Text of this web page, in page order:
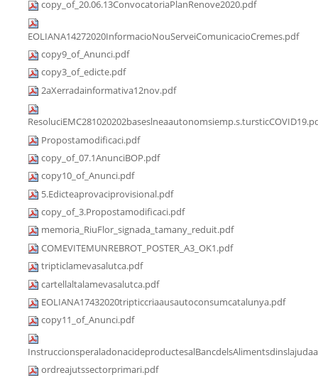
copy_of_20.06.13ConvocatoriaPlanRenove2020.pdf
EOLIANA14272020InformacioNouServeiComunicacioCremes.pdf
copy9_of_Anunci.pdf
copy3_of_edicte.pdf
2aXerradainformativa12nov.pdf
Propostamodificaci.pdf
copy_of_07.1AnunciBOP.pdf
copy10_of_Anunci.pdf
5.Edicteaprovaciprovisional.pdf
copy_of_3.Propostamodificaci.pdf
memoria_RiuFlor_signada_tamany_reduit.pdf
COMEVITEMUNREBROT_POSTER_A3_OK1.pdf
tripticlamevasalutca.pdf
cartellaltalamevasalutca.pdf
EOLIANA17432020tripticcriaausautoconsumcatalunya.pdf
copy11_of_Anunci.pdf
ordreajutssectorprimari.pdf